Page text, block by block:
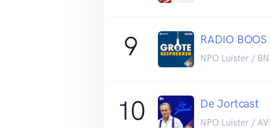
9 RADIO BOOS
NPO Luister /
10 De Jortcast
NPO Luister /